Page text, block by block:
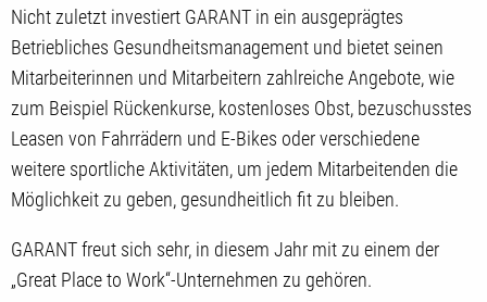
Nicht zuletzt investiert GARANT in ein ausgeprägtes
Betriebliches Gesundheitsmanagement und bietet seinen
Mitarbeiterinnen und Mitarbeitern zahlreiche Angebote, wie
zum Beispiel Rückenkurse, kostenloses Obst, bezuschusstes
Leasen von Fahrrädern und E-Bikes oder verschiedene
weitere sportliche Aktivitäten, um jedem Mitarbeitenden die
Möglichkeit zu geben, gesundheitlich fit zu bleiben.
GARANT freut sich sehr, in diesem Jahr mit zu einem der
„Great Place to Work“-Unternehmen zu gehören.